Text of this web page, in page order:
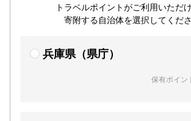
トラベルポイントがご利用いただけ
寄附する自治体を選択してくださ
兵庫県（県庁）
保有ポイン